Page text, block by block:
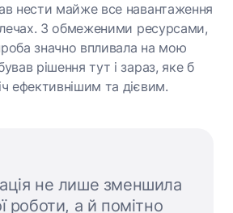
нести майже все навантаження
З обмеженими ресурсами,
значно впливала на мою
рішення тут і зараз, яке б
ефективнішим та дієвим.
не лише зменшила
роботи, а й помітно